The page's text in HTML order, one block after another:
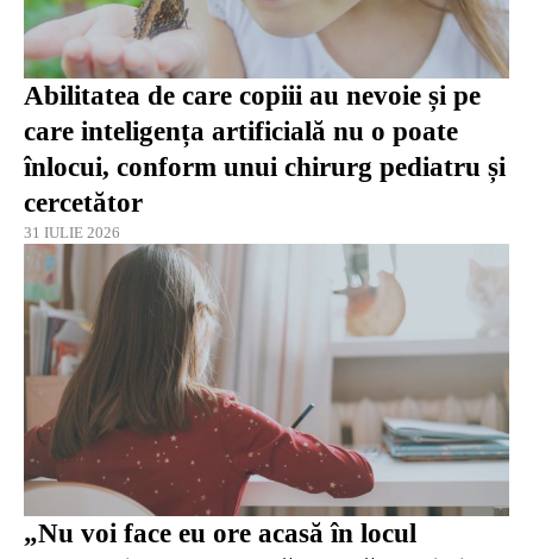
Abilitatea de care copiii au nevoie și pe
care inteligența artificială nu o poate
înlocui, conform unui chirurg pediatru și
cercetător
31 IULIE 2026
„Nu voi face eu ore acasă în locul